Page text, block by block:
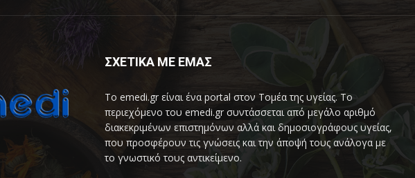
ΣΧΕΤΙΚΑ ΜΕ ΕΜΑΣ
Το emedi.gr είναι ένα portal στον Τομέα της υγείας. Το
περιεχόμενο του emedi.gr συντάσσεται από μεγάλο αριθμό
διακεκριμένων επιστημόνων αλλά και δημοσιογράφους υγείας,
που προσφέρουν τις γνώσεις και την άποψή τους ανάλογα με
το γνωστικό τους αντικείμενο.